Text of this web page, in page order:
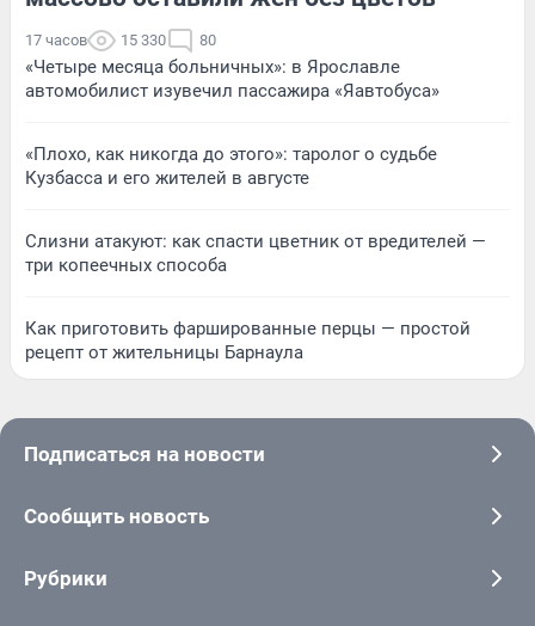
17 часов 15 330 80
«Четыре месяца больничных»: в Ярославле
автомобилист изувечил пассажира «Яавтобуса»
«Плохо, как никогда до этого»: таролог о судьбе
Кузбасса и его жителей в августе
Слизни атакуют: как спасти цветник от вредителей —
три копеечных способа
Как приготовить фаршированные перцы — простой
рецепт от жительницы Барнаула
Подписаться на новости
Сообщить новость
Рубрики